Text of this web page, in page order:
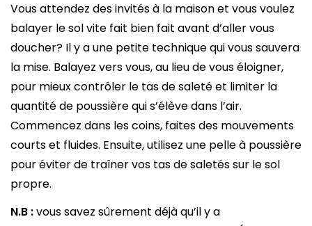
Vous attendez des invités à la maison et vous voulez
balayer le sol vite fait bien fait avant d’aller vous
doucher? Il y a une petite technique qui vous sauvera
la mise. Balayez vers vous, au lieu de vous éloigner,
pour mieux contrôler le tas de saleté et limiter la
quantité de poussière qui s’élève dans l’air.
Commencez dans les coins, faites des mouvements
courts et fluides. Ensuite, utilisez une pelle à poussière
pour éviter de traîner vos tas de saletés sur le sol
propre.
N.B :vous savez sûrement déjà qu’il y a